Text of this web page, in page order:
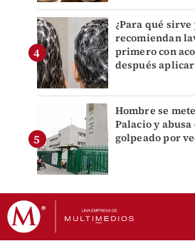
¿Para qué sirve
recomiendan
primero con
después
Hombre se
Palacio y
golpeado por